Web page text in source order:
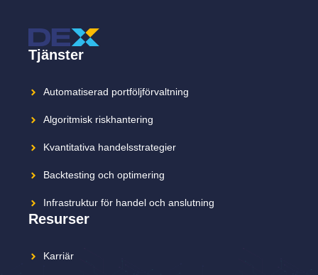
Tjänster
Automatiserad portföljförvaltning
Algoritmisk riskhantering
Kvantitativa handelsstrategier
Backtesting och optimering
Infrastruktur för handel och anslutning
Resurser
Karriär